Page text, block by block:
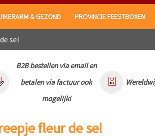
& GEZOND PROVINCIE FEESTBOXEN
sel
B2B bestellen via email en
betalen via factuur ook
mogelijk!
fleur de sel